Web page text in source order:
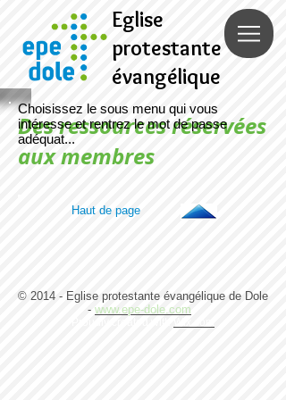
Eglise
protestante
évangélique
Des ressources réservées
aux membres
Choisissez le sous menu qui vous
intéresse et rentrez le mot de passe
adéquat...
Haut de page
© 2014 - Eglise protestante évangélique de Dole
- www.epe-dole.com